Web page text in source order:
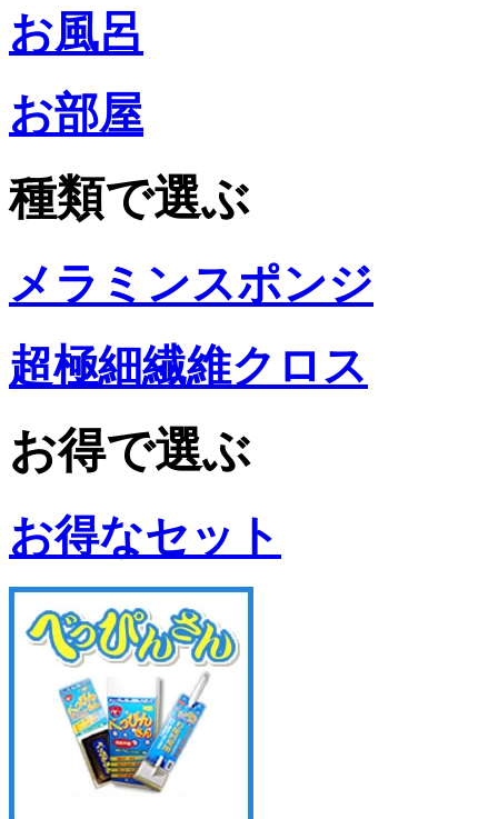
お風呂
お部屋
種類で選ぶ
メラミンスポンジ
超極細繊維クロス
お得で選ぶ
お得なセット